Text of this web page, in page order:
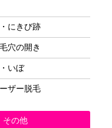
にきび跡
穴の開き
いぼ
ザー脱毛
その他